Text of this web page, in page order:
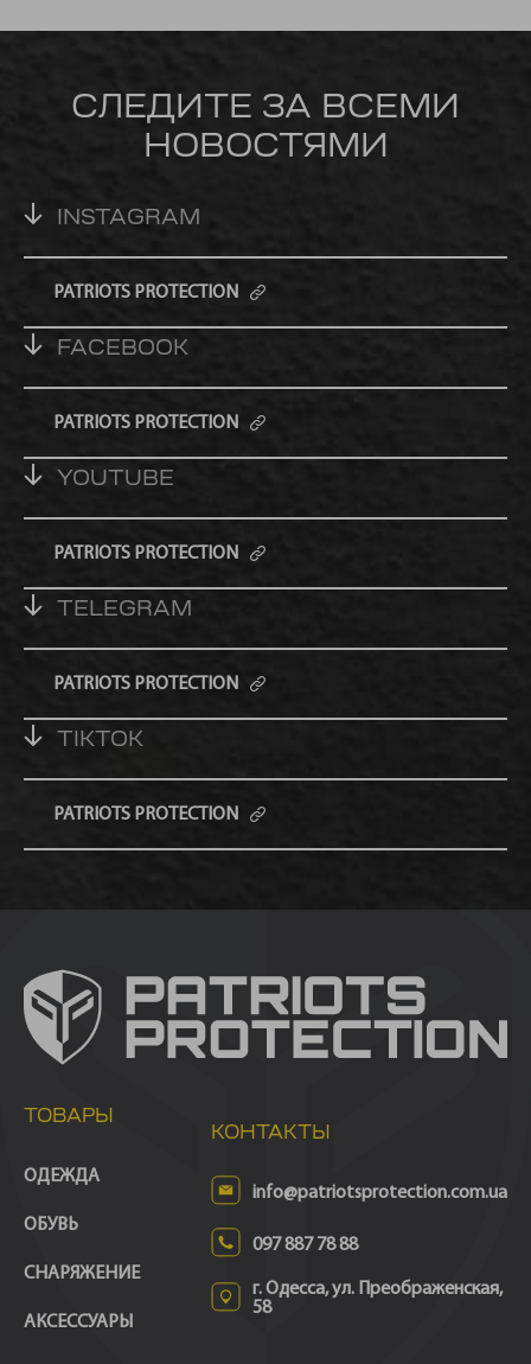
СЛЕДИТЕ ЗА ВСЕМИ
НОВОСТЯМИ
INSTAGRAM
PATRIOTS PROTECTION
FACEBOOK
PATRIOTS PROTECTION
YOUTUBE
PATRIOTS PROTECTION
TELEGRAM
PATRIOTS PROTECTION
TIKTOK
PATRIOTS PROTECTION
ТОВАРЫ
ОДЕЖДА
ОБУВЬ
СНАРЯЖЕНИЕ
АКСЕССУАРЫ
КОНТАКТЫ
info@patriotsprotection.com.ua
097 887 78 88
г. Одесса, ул. Преображенская,
58